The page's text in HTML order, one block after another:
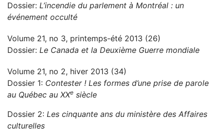
Dossier: L’incendie du parlement à Montréal : un
événement occulté
Volume 21, no 3, printemps-été 2013 (26)
Dossier: Le Canada et la Deuxième Guerre mondiale
Volume 21, no 2, hiver 2013 (34)
Dossier 1: Contester ! Les formes d’une prise de parole
au Québec au XXe siècle
Dossier 2: Les cinquante ans du ministère des Affaires
culturelles